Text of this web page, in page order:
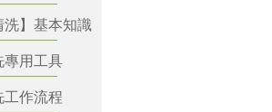
洗】基本知識
專用工具
工作流程